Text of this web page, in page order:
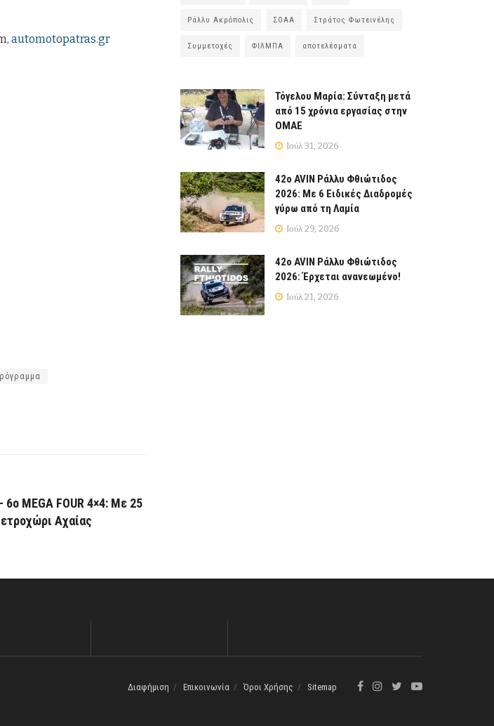
automotopatras.gr
MEGA FOUR 4×4: Με 25
Αχαίας
Ράλλυ Ακρόπολις ΣΟΑΑ Στράτος Φωτεινέλης
Συμμετοχές ΦΙΛΜΠΑ αποτελέσματα
Τόγελου Μαρία: Σύνταξη μετά
από 15 χρόνια εργασίας στην
ΟΜΑΕ
Ιούλ 31, 2026
42ο AVIN Ράλλυ Φθιώτιδος
2026: Με 6 Ειδικές Διαδρομές
γύρω από τη Λαμία
Ιούλ 29, 2026
42ο AVIN Ράλλυ Φθιώτιδος
2026: Έρχεται ανανεωμένο!
Ιούλ 21, 2026
Διαφήμιση Επικοινωνία Όροι Χρήσης Sitemap